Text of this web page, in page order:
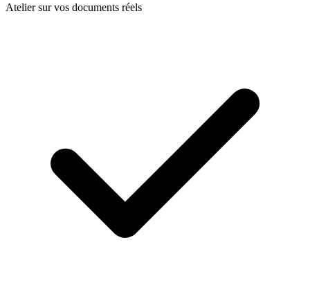
Atelier sur vos documents réels